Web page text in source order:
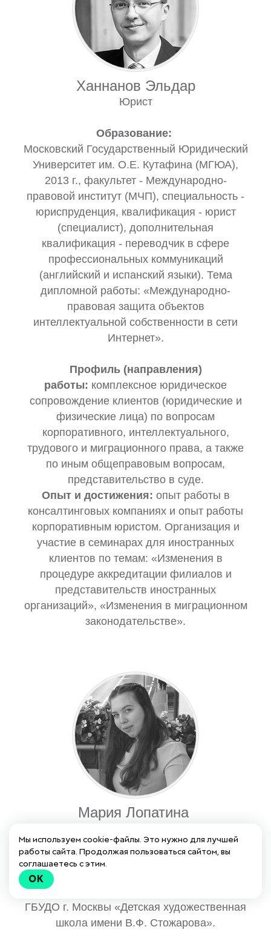
Ханнанов Эльдар
Юрист
Образование:
Московский Государственный Юридический
Университет им. О.Е. Кутафина (МГЮА),
2013 г., факультет - Международно-
правовой институт (МЧП), специальность -
юриспруденция, квалификация - юрист
(специалист), дополнительная
квалификация - переводчик в сфере
профессиональных коммуникаций
(английский и испанский языки). Тема
дипломной работы: «Международно-
правовая защита объектов
интеллектуальной собственности в сети
Интернет».
Профиль (направления)
работы: комплексное юридическое
сопровождение клиентов (юридические и
физические лица) по вопросам
корпоративного, интеллектуального,
трудового и миграционного права, а также
по иным общеправовым вопросам,
представительство в суде.
Опыт и достижения: опыт работы в
консалтинговых компаниях и опыт работы
корпоративным юристом. Организация и
участие в семинарах для иностранных
клиентов по темам: «Изменения в
процедуре аккредитации филиалов и
представительств иностранных
организаций», «Изменения в миграционном
законодательстве».
Мария Лопатина
коммуникаций
Образование:
Реклама и связи с общественностью.
ГБУДО г. Москвы «Детская художественная
школа имени В.Ф. Стожарова».
Мы используем cookie-файлы. Это нужно для лучшей
работы сайта. Продолжая пользоваться сайтом, вы
соглашаетесь с этим.
OK